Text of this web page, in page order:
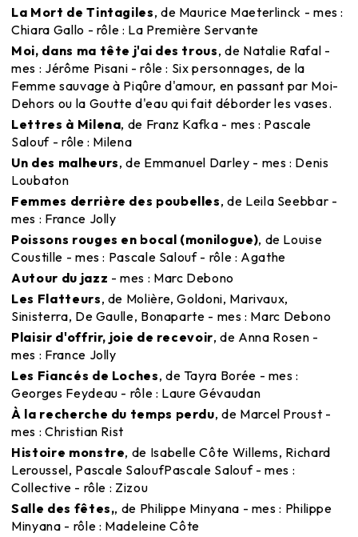
La Mort de Tintagiles, de Maurice Maeterlinck - mes :
Chiara Gallo - rôle : La Première Servante
Moi, dans ma tête j'ai des trous, de Natalie Rafal -
mes : Jérôme Pisani - rôle : Six personnages, de la
Femme sauvage à Piqûre d'amour, en passant par Moi-
Dehors ou la Goutte d'eau qui fait déborder les vases.
Lettres à Milena, de Franz Kafka - mes : Pascale
Salouf - rôle : Milena
Un des malheurs, de Emmanuel Darley - mes : Denis
Loubaton
Femmes derrière des poubelles, de Leila Seebbar -
mes : France Jolly
Poissons rouges en bocal (monilogue), de Louise
Coustille - mes : Pascale Salouf - rôle : Agathe
Autour du jazz - mes : Marc Debono
Les Flatteurs, de Molière, Goldoni, Marivaux,
Sinisterra, De Gaulle, Bonaparte - mes : Marc Debono
Plaisir d'offrir, joie de recevoir, de Anna Rosen -
mes : France Jolly
Les Fiancés de Loches, de Tayra Borée - mes :
Georges Feydeau - rôle : Laure Gévaudan
À la recherche du temps perdu, de Marcel Proust -
mes : Christian Rist
Histoire monstre, de Isabelle Côte Willems, Richard
Leroussel, Pascale SaloufPascale Salouf - mes :
Collective - rôle : Zizou
Salle des fêtes,, de Philippe Minyana - mes : Philippe
Minyana - rôle : Madeleine Côte